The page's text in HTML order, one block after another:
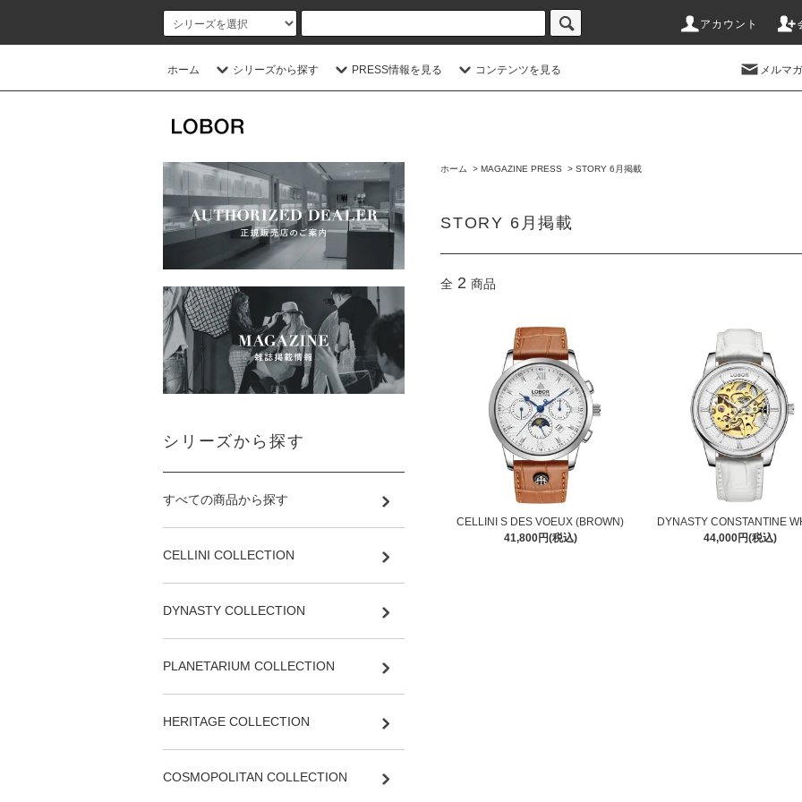
アカウント
ホーム シリーズから探す PRESS情報を見る コンテンツを見る メルマ
ホーム > MAGAZINE PRESS > STORY 6月掲載
STORY 6月掲載
全 2 商品
CELLINI S DES VOEUX (BROWN)
41,800円(税込)
DYNASTY CONSTANTINE
44,000円(税込)
シリーズから探す
すべての商品から探す
CELLINI COLLECTION
DYNASTY COLLECTION
PLANETARIUM COLLECTION
HERITAGE COLLECTION
COSMOPOLITAN COLLECTION